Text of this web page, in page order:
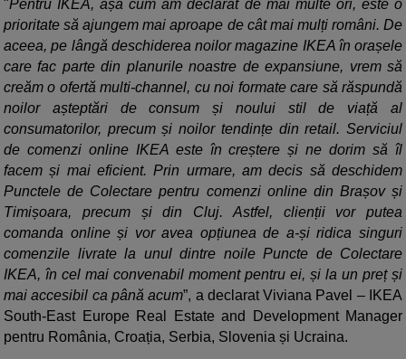
"Pentru IKEA, așa cum am declarat de mai multe ori, este o
prioritate să ajungem mai aproape de cât mai mulți români. De
aceea, pe lângă deschiderea noilor magazine IKEA în orașele
care fac parte din planurile noastre de expansiune, vrem să
creăm o ofertă multi-channel, cu noi formate care să răspundă
noilor așteptări de consum și noului stil de viață al
consumatorilor, precum și noilor tendințe din retail. Serviciul
de comenzi online IKEA este în creștere și ne dorim să îl
facem și mai eficient. Prin urmare, am decis să deschidem
Punctele de Colectare pentru comenzi online din Brașov și
Timișoara, precum și din Cluj. Astfel, clienții vor putea
comanda online și vor avea opțiunea de a-și ridica singuri
comenzile livrate la unul dintre noile Puncte de Colectare
IKEA, în cel mai convenabil moment pentru ei, și la un preț și
mai accesibil ca până acum”, a declarat Viviana Pavel – IKEA
South-East Europe Real Estate and Development Manager
pentru România, Croația, Serbia, Slovenia și Ucraina.